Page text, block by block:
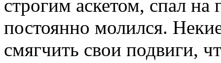
строгим аскетом, спал на
постоянно молился.
смягчить свои подвиги,